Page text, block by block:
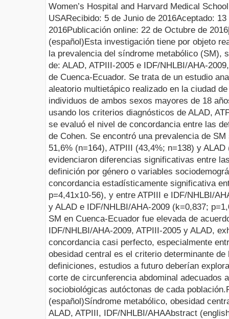
Women’s Hospital and Harvard Medical
USARecibido: 5 de Junio de 2016Aceptado: 13
2016Publicación online: 22 de Octubre de 2016
(español)Esta investigación tiene por objeto
la prevalencia del síndrome metabólico (SM),
de: ALAD, ATPIII-2005 e IDF/NHLBI/AHA-
de Cuenca-Ecuador. Se trata de un estudio
aleatorio multietápico realizado en la ciudad
individuos de ambos sexos mayores de 18
usando los criterios diagnósticos de ALAD,
se evaluó el nivel de concordancia entre las
de Cohen. Se encontró una prevalencia de
51,6% (n=164), ATPIII (43,4%; n=138) y
evidenciaron diferencias significativas entre
definición por género o variables
concordancia estadísticamente significativa
p=4,41x10-56), y entre ATPIII e IDF/NHLBI/
y ALAD e IDF/NHLBI/AHA-2009 (k=0,837;
SM en Cuenca-Ecuador fue elevada de
IDF/NHLBI/AHA-2009, ATPIII-2005 y ALAD,
concordancia casi perfecto, especialmente
obesidad central es el criterio determinante
definiciones, estudios a futuro deberían
corte de circunferencia abdominal adecuados
sociobiológicas autóctonas de cada población.
(español)Síndrome metabólico, obesidad
ALAD, ATPIII, IDF/NHLBI/AHAAbstract